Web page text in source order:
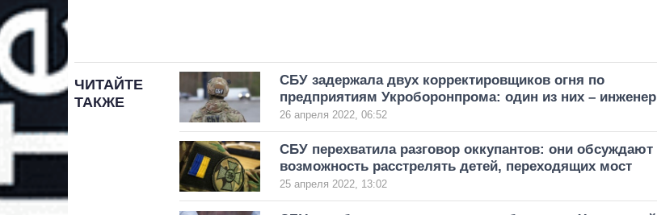
ЧИТАЙТЕ
ТАКЖЕ
СБУ задержала двух корректировщиков огня по
предприятиям Укроборонпрома: один из них – инженер
26 апреля 2022, 06:52
СБУ перехватила разговор оккупантов: они обсуждают
возможность расстрелять детей, переходящих мост
25 апреля 2022, 13:02